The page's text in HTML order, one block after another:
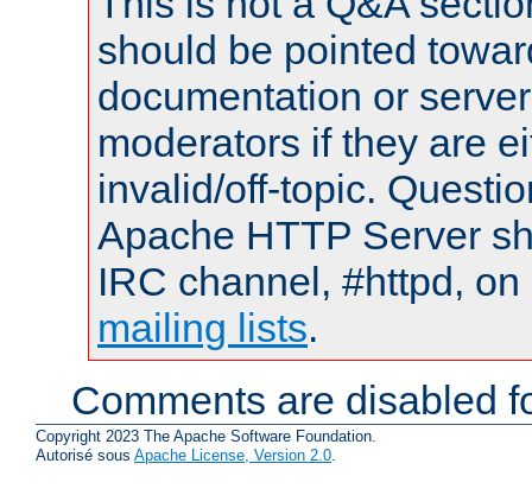
should be pointed
documentation or
moderators if they are
invalid/off-topic.
Apache HTTP Server
IRC channel, #httpd,
mailing lists.
Comments are disabled
Copyright 2023 The Apache Software Foundation.
Autorisé sous Apache License, Version 2.0.